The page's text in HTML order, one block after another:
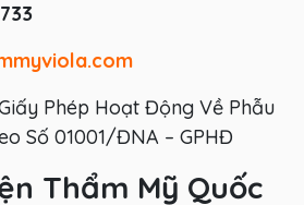
Phép Hoạt Động Về Phẫu
Số 01001/ĐNA – GPHĐ
Thẩm Mỹ Quốc